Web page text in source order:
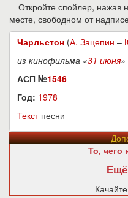
Откройте спойлер, нажав
месте, свободном от
Чарльстон (А. Зацепин –
из кинофильма «31 июня»
АСП №1546
Год: 1978
Текстпесни
То, чего
Ещё